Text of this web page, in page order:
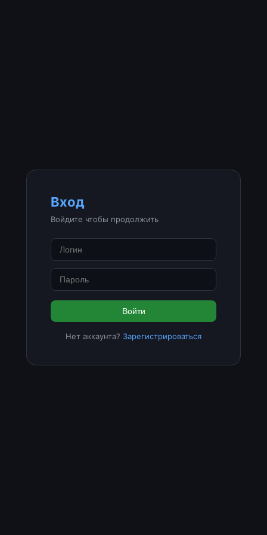
Вход
Войдите чтобы продолжить
Войти
Нет аккаунта? Зарегистрироваться